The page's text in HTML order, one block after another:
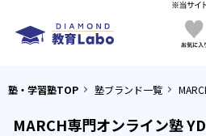
塾・学習塾TOP 塾ブランド一覧
MARCH専門オンライン塾